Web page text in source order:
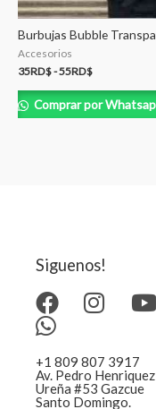
Burbujas Bubble
Accesorios
35RD$-55RD$
Comprar por
Siguenos!
+1 809 807 3917
Av. Pedro Henriquez
Ureña #53 Gazcue
Santo Domingo.